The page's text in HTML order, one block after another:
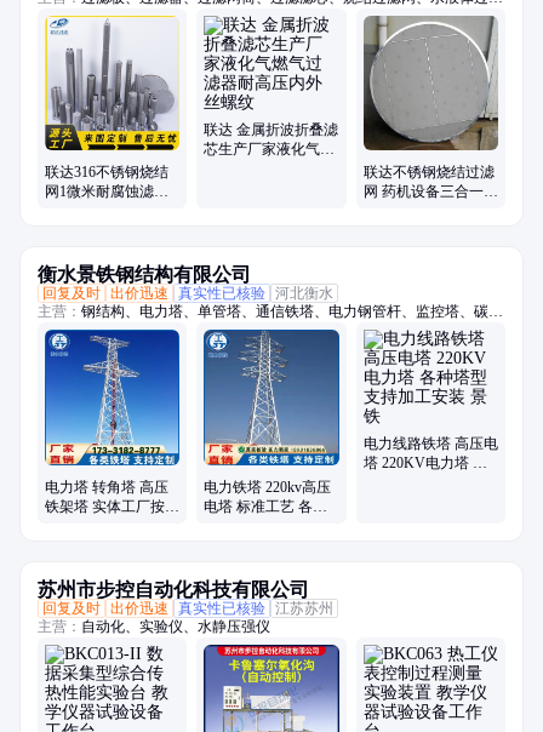
滤、烧结网、呼吸器、锥形漏斗、定制滤芯、除尘滤筒、空气滤芯、熔体
滤芯、楔形丝管、折波滤芯、折叠滤芯、烧结滤芯、锥形滤芯、真空上料
机、反卷楔形网、烧结毡滤芯、不锈钢滤芯、水帽中排管、圆柱形滤芯、
不锈钢筛网
联达316不锈钢烧结
网1微米耐腐蚀滤筒
联达 金属折波折叠滤
芯生产厂家液化气燃
联达不锈钢烧结过滤
网 药机设备三合一滤
衡水景铁钢结构有限公司
回复及时 出价迅速 真实性已核验 河北衡水
主营： 钢结构、电力塔、单管塔、通信铁塔、电力钢管杆、监控塔、碳钢
烟囱、烟囱塔、避雷塔、瞭望塔、信号塔、仿生树塔、雷达塔、景观塔、
灯杆塔、摄像铁塔、视频监控杆、自立钢烟囱、自立不锈钢烟囱、电力钢
构架、水文监测塔、高杆灯塔、工艺塔、烟囱塔架
电力塔 转角塔 高压
铁架塔 实体工厂按需
电力铁塔 220kv高压
电塔 标准工艺 各种
电力线路铁塔 高压电
塔 220KV电力塔 各
苏州市步控自动化科技有限公司
回复及时 出价迅速 真实性已核验 江苏苏州
主营： 自动化、实验仪、水静压强仪